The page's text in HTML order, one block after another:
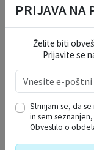
VARSTVO
po
to
PRIJAVA NA
Želite biti
Prijavite se
Strinjam se, da
in sem
Obvestilo o